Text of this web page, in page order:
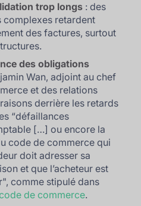
trop longs : des
complexes retardent
des factures, surtout
des obligations
Wan, adjoint au chef
et des relations
derrière les retards
“défaillances
[…] ou encore la
code de commerce qui
doit adresser sa
et que l’acheteur est
comme stipulé dans
de commerce.